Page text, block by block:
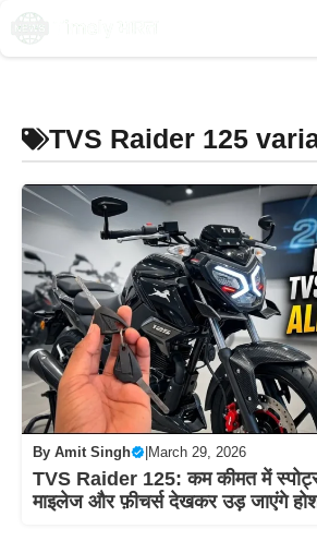
Skip
TVS Raider 125
By Amit Singh March 29, 2026
TVS Raider 125: कम कीमत में
माइलेज और फ़ीचर्स देखकर उड़ जाएंगे